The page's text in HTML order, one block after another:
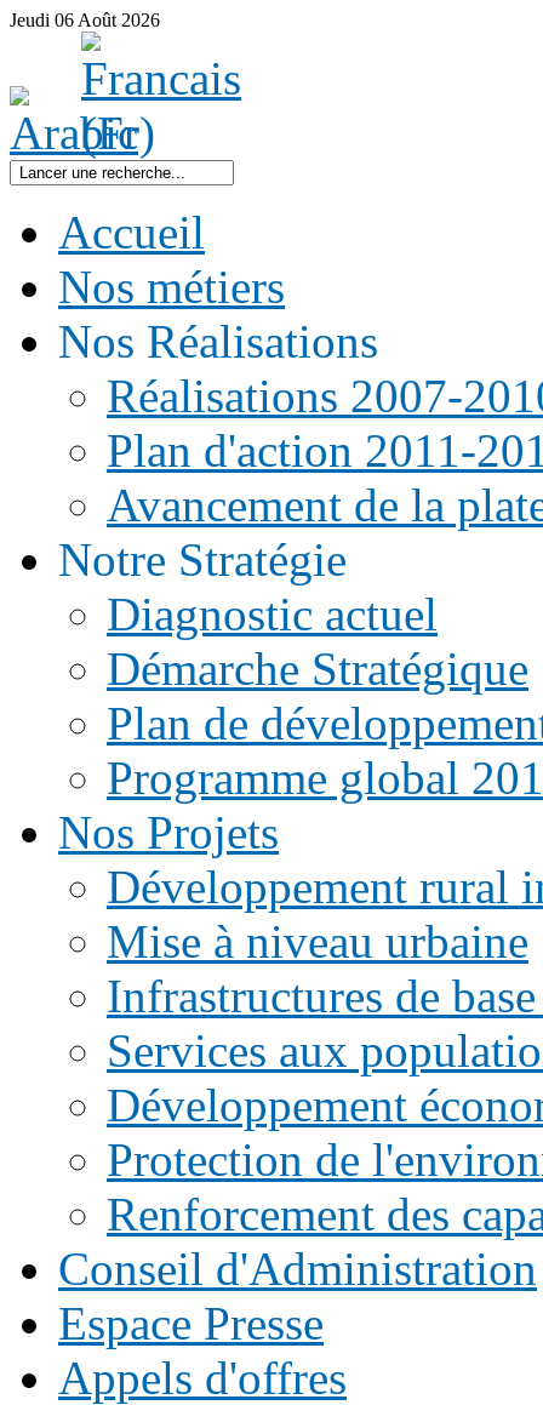
Jeudi 06 Août 2026
Accueil
Nos métiers
Nos Réalisations
Réalisations 2007-
Plan d'action 2011-
Avancement de la
Notre Stratégie
Diagnostic actuel
Démarche Stratégique
Plan de
Programme global
Nos Projets
Développement rural
Mise à niveau urbaine
Infrastructures de
Services aux
Développement
Protection de
Renforcement des
Conseil d'Administration
Espace Presse
Appels d'offres